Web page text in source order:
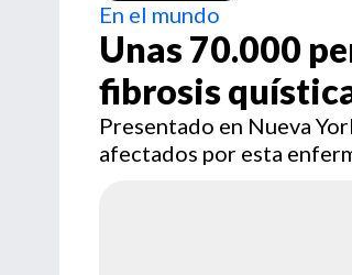
En el mundo
Unas 70.000
fibrosis
Presentado en Nueva
afectados por esta